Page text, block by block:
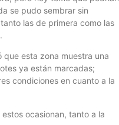
se pudo sembrar sin
las de primera como las
esta zona muestra una
ya están marcadas;
condiciones en cuanto a la
ocasionan, tanto a la